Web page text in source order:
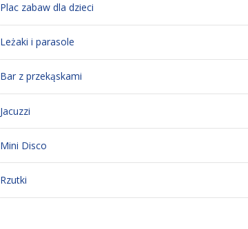
Plac zabaw dla dzieci
Leżaki i parasole
Bar z przekąskami
Jacuzzi
Mini Disco
Rzutki